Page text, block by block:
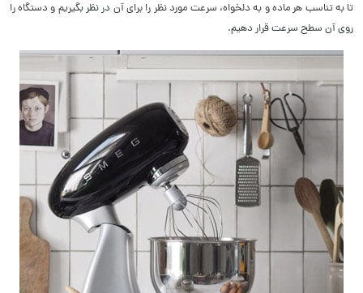
تا به تناسب هر ماده و به دلخواه، سرعت مورد نظر را برای آن در نظر بگیریم و دستگاه را
روی آن سطح سرعت قرار دهیم.